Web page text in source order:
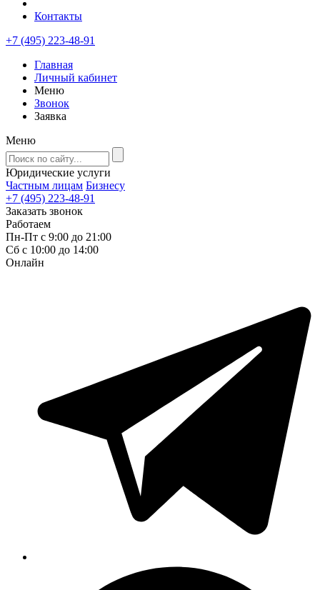
Контакты
+7 (495) 223-48-91
Главная
Личный кабинет
Меню
Звонок
Заявка
Меню
Юридические услуги
Частным лицам Бизнесу
+7 (495) 223-48-91
Заказать звонок
Работаем
Пн-Пт с 9:00 до 21:00
Сб с 10:00 до 14:00
Онлайн